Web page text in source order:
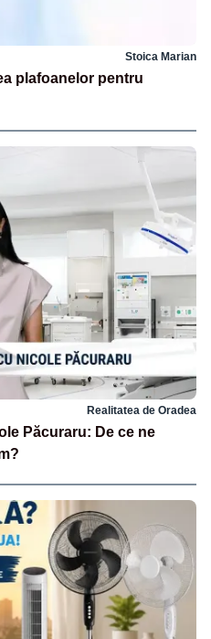
Stoica Marian
plafoanelor pentru
Realitatea de Oradea
Păcuraru: De ce ne